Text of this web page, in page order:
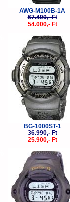
AWG-M100B-1A
67.490,- Ft
54.000,- Ft
-
BG-1000ST-1
36.990,- Ft
25.900,- Ft
-